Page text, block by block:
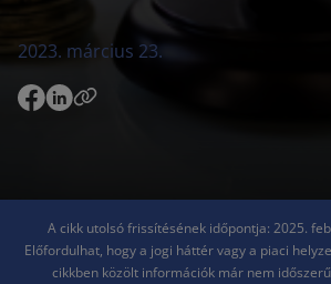
2023. március 23.
A cikk utolsó frissítésének időpontja: 2025.
Előfordulhat, hogy a jogi háttér vagy a piaci
cikkben közölt információk már nem